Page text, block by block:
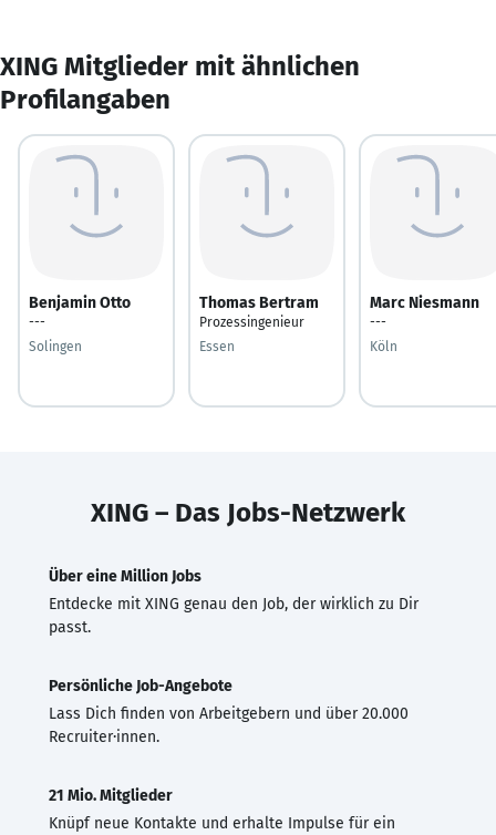
XING Mitglieder mit ähnlichen
Profilangaben
Benjamin Otto
---
Solingen
Thomas Bertram
Prozessingenieur
Essen
Marc Niesmann
---
Köln
XING – Das Jobs-Netzwerk
Über eine Million Jobs
Entdecke mit XING genau den Job, der wirklich zu Dir
passt.
Persönliche Job-Angebote
Lass Dich finden von Arbeitgebern und über 20.000
Recruiter·innen.
21 Mio. Mitglieder
Knüpf neue Kontakte und erhalte Impulse für ein